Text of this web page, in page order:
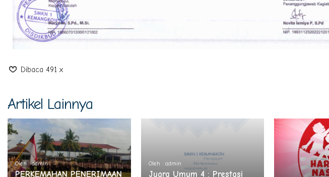
Dibaca 491 x
Artikel Lainnya
Oleh : admin
PERKEMAHAN PENERIMAAN
Oleh : admin
Juara Umum 4 : Prestasi